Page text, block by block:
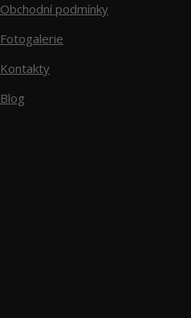
Obchodní podmínky
Fotogalerie
Kontakty
Blog